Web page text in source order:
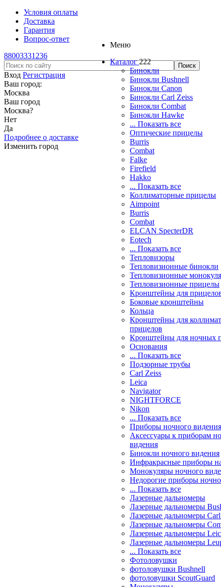
Условия оплаты
Доставка
Гарантия
Вопрос-ответ
88003331236
Вход Регистрация
Ваш город:
Москва
Ваш город
Москва?
Нет
Да
Подробнее о доставке
Изменить город
Меню
Каталог 222
Бинокли
Бинокли Bushnell
Бинокли Canon
Бинокли Carl Zeiss
Бинокли Combat
Бинокли Hawke
... Показать все
Оптические прицелы
Burris
Combat
Falke
Firefield
Hakko
... Показать все
Коллиматорные прицелы
Aimpoint
Burris
Combat
ELCAN SpecterDR
Eotech
... Показать все
Тепловизоры
Тепловизионные бинокли
Тепловизионные
Тепловизионные прицелы
Кронштейны для
Боковые кронштейны
Кольца
Кронштейны для
прицелов
Кронштейны для ночных
Основания
... Показать все
Подзорные трубы
Carl Zeiss
Leica
Navigator
NIGHTFORCE
Nikon
... Показать все
Приборы ночного видения
Аксессуары к приборам
видения
Бинокли ночного видения
Инфракрасные приборы
Монокуляры ночного
Недорогие приборы
... Показать все
Лазерные дальномеры
Лазерные дальномеры
Лазерные дальномеры
Лазерные дальномеры
Лазерные дальномеры
Лазерные дальномеры
... Показать все
Фотоловушки
фотоловушки Bushnell
фотоловушки ScoutGuard